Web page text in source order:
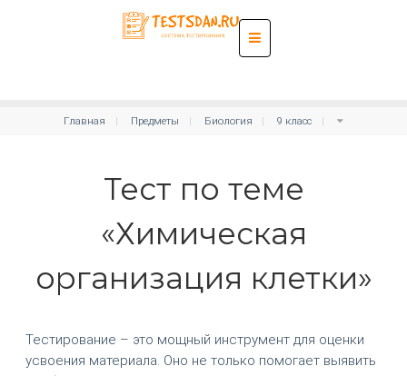
Главная Предметы Биология 9 класс
Тест по теме
«Химическая
организация клетки»
Тестирование – это мощный инструмент для оценки
усвоения материала. Оно не только помогает выявить